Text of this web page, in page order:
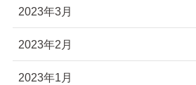
2023年3月
2023年2月
2023年1月